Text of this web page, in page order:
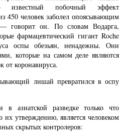
побочный эффект
450 человек заболел опоясывающим
говорит он. По словам Водарга,
фармацевтический гигант Roche
оспы обезьян, ненадежны. Они
которые на самом деле являются
коронавируса.
лишай превратился в оспу
азиатской разведке только что
их утверждению, является человеком
скрытых контролеров: